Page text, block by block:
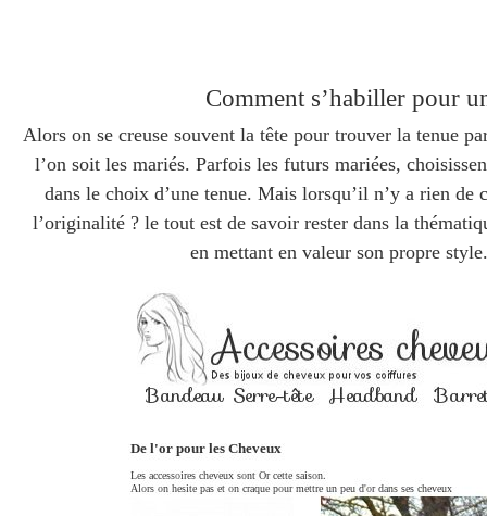
Comment s’habiller pour
Alors on se creuse souvent la tête pour trouver la tenue
l’on soit les mariés. Parfois les futurs mariées,
dans le choix d’une tenue. Mais lorsqu’il n’y a rien
l’originalité ? le tout est de savoir rester dans la
en mettant en valeur son propre